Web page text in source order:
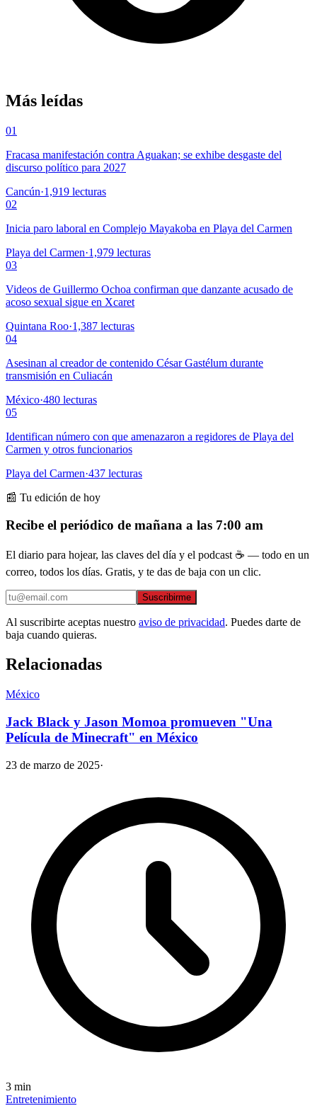
Más leídas
01
Fracasa manifestación contra Aguakan; se exhibe desgaste del
discurso político para 2027
Cancún·1,919 lecturas
02
Inicia paro laboral en Complejo Mayakoba en Playa del Carmen
Playa del Carmen·1,979 lecturas
03
Videos de Guillermo Ochoa confirman que danzante acusado de
acoso sexual sigue en Xcaret
Quintana Roo·1,387 lecturas
04
Asesinan al creador de contenido César Gastélum durante
transmisión en Culiacán
México·480 lecturas
05
Identifican número con que amenazaron a regidores de Playa del
Carmen y otros funcionarios
Playa del Carmen·437 lecturas
📰 Tu edición de hoy
Recibe el periódico de mañana a las 7:00 am
El diario para hojear, las claves del día y el podcast ☕ — todo en un
correo, todos los días. Gratis, y te das de baja con un clic.
Suscribirme
Al suscribirte aceptas nuestro aviso de privacidad. Puedes darte de
baja cuando quieras.
Relacionadas
México
Jack Black y Jason Momoa promueven "Una
Película de Minecraft" en México
23 de marzo de 2025·
3 min
Entretenimiento